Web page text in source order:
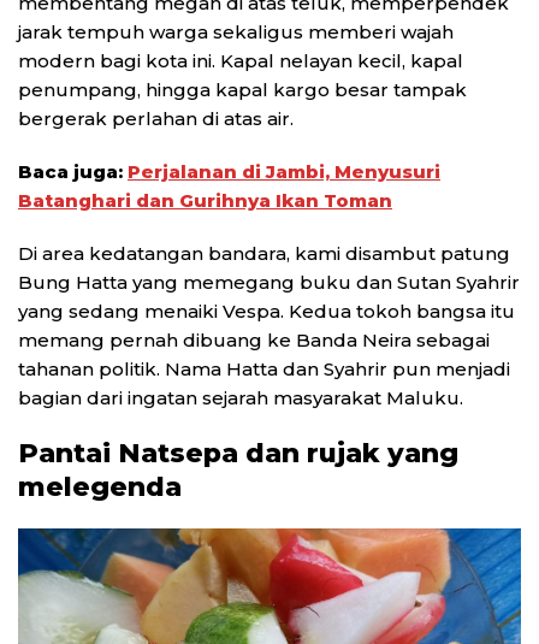
jarak tempuh warga sekaligus memberi wajah
modern bagi kota ini. Kapal nelayan kecil, kapal
penumpang, hingga kapal kargo besar tampak
bergerak perlahan di atas air.
Baca juga: Perjalanan di Jambi, Menyusuri
Batanghari dan Gurihnya Ikan Toman
Di area kedatangan bandara, kami disambut patung
Bung Hatta yang memegang buku dan Sutan Syahrir
yang sedang menaiki Vespa. Kedua tokoh bangsa itu
memang pernah dibuang ke Banda Neira sebagai
tahanan politik. Nama Hatta dan Syahrir pun menjadi
bagian dari ingatan sejarah masyarakat Maluku.
Pantai Natsepa dan rujak yang
melegenda